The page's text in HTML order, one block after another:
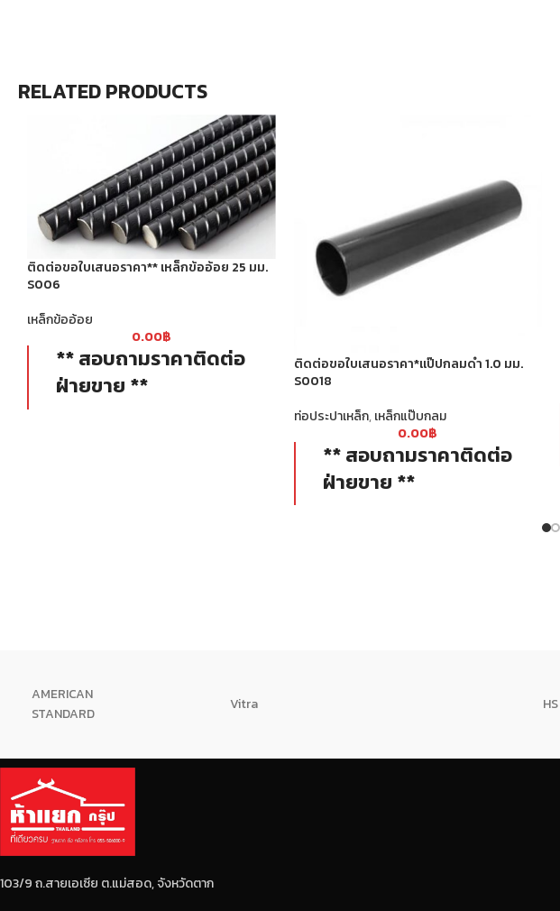
RELATED PRODUCTS
ติดต่อขอใบเสนอราคา** เหล็กข้ออ้อย 25 มม.
S006
เหล็กข้ออ้อย
0.00฿
** สอบถามราคาติดต่อ
ฝ่ายขาย **
ติดต่อขอใบเสนอราคา*แป๊ปกลมดำ 1.0 มม.
S0018
ท่อประปาเหล็ก, เหล็กแป๊บกลม
0.00฿
** สอบถามราคาติดต่อ
ฝ่ายขาย **
AMERICAN
STANDARD
Vitra HS
103/9 ถ.สายเอเซีย ต.แม่สอด, จังหวัดตาก